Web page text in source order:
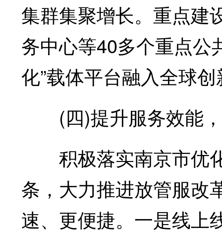
集群集聚增长。重点建
务中心等40多个重点公
化”载体平台融入全球
(四)提升服务效能，
积极落实南京市优
条，大力推进放管服改
速、更便捷。一是线上